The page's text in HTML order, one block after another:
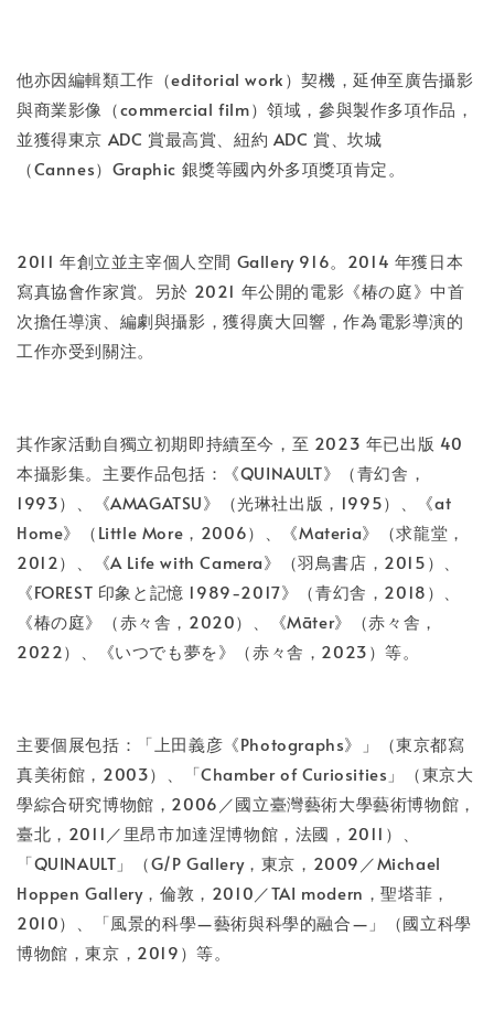
他亦因編輯類工作（editorial work）契機，延伸至廣告攝影
與商業影像（commercial film）領域，參與製作多項作品，
並獲得東京 ADC 賞最高賞、紐約 ADC 賞、坎城
（Cannes）Graphic 銀獎等國內外多項獎項肯定。
2011 年創立並主宰個人空間 Gallery 916。2014 年獲日本
寫真協會作家賞。另於 2021 年公開的電影《椿の庭》中首
次擔任導演、編劇與攝影，獲得廣大回響，作為電影導演的
工作亦受到關注。
其作家活動自獨立初期即持續至今，至 2023 年已出版 40
本攝影集。主要作品包括：《QUINAULT》（青幻舎，
1993）、《AMAGATSU》（光琳社出版，1995）、《at
Home》（Little More，2006）、《Materia》（求龍堂，
2012）、《A Life with Camera》（羽鳥書店，2015）、
《FOREST 印象と記憶 1989-2017》（青幻舎，2018）、
《椿の庭》（赤々舎，2020）、《Māter》（赤々舎，
2022）、《いつでも夢を》（赤々舎，2023）等。
主要個展包括：「上田義彦《Photographs》」（東京都寫
真美術館，2003）、「Chamber of Curiosities」（東京大
學綜合研究博物館，2006／國立臺灣藝術大學藝術博物館，
臺北，2011／里昂市加達涅博物館，法國，2011）、
「QUINAULT」（G/P Gallery，東京，2009／Michael
Hoppen Gallery，倫敦，2010／TAI modern，聖塔菲，
2010）、「風景的科學—藝術與科學的融合—」（國立科學
博物館，東京，2019）等。